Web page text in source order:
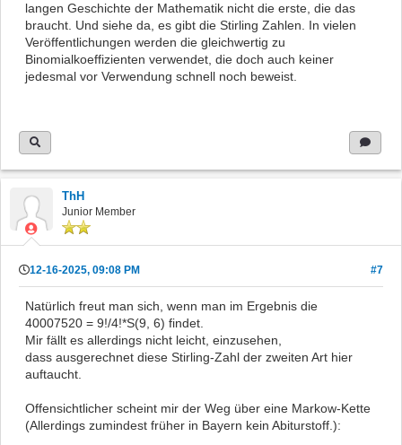
langen Geschichte der Mathematik nicht die erste, die das
braucht. Und siehe da, es gibt die Stirling Zahlen. In vielen
Veröffentlichungen werden die gleichwertig zu
Binomialkoeffizienten verwendet, die doch auch keiner
jedesmal vor Verwendung schnell noch beweist.
ThH
Junior Member
12-16-2025, 09:08 PM #7
Natürlich freut man sich, wenn man im Ergebnis die
40007520 = 9!/4!*S(9, 6) findet.
Mir fällt es allerdings nicht leicht, einzusehen,
dass ausgerechnet diese Stirling-Zahl der zweiten Art hier
auftaucht.
Offensichtlicher scheint mir der Weg über eine Markow-Kette
(Allerdings zumindest früher in Bayern kein Abiturstoff.):